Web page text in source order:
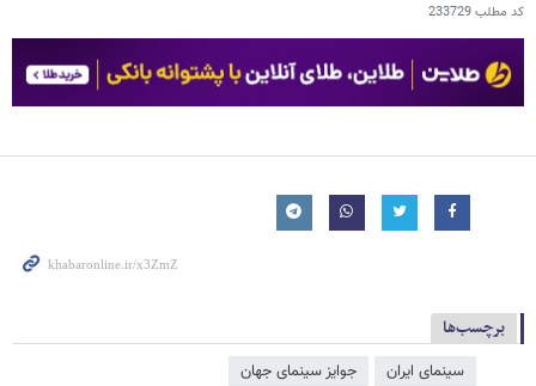
کد مطلب233729
برچسب‌ها
سینمای ایران
جوایز سینمای جهان